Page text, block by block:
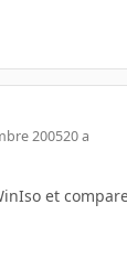
200520 a
et